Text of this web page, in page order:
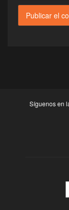
Síguenos en